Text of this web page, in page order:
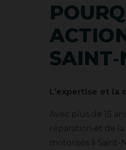
L’expertise et la
Avec plus de 15
réparation et de
motorisés à Saint-